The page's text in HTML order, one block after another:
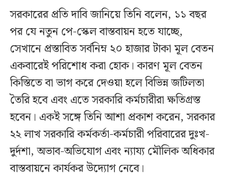
সরকারের প্রতি দাবি জানিয়ে তিনি বলেন, ১১ বছর
পর যে নতুন পে-স্কেল বাস্তবায়ন হতে যাচ্ছে,
সেখানে প্রস্তাবিত সর্বনিম্ন ২০ হাজার টাকা মূল বেতন
একবারেই পরিশোধ করা হোক। কারণ মূল বেতন
কিস্তিতে বা ভাগ করে দেওয়া হলে বিভিন্ন জটিলতা
তৈরি হবে এবং এতে সরকারি কর্মচারীরা ক্ষতিগ্রস্ত
হবেন। একই সঙ্গে তিনি আশা প্রকাশ করেন, সরকার
২২ লাখ সরকারি কর্মকর্তা-কর্মচারী পরিবারের দুঃখ-
দুর্দশা, অভাব-অভিযোগ এবং ন্যায্য মৌলিক অধিকার
বাস্তবায়নে কার্যকর উদ্যোগ নেবে।